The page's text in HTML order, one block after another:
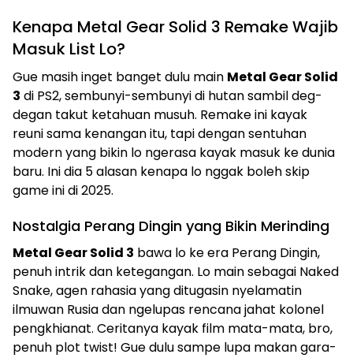
Kenapa Metal Gear Solid 3 Remake Wajib
Masuk List Lo?
Gue masih inget banget dulu main Metal Gear Solid
3 di PS2, sembunyi-sembunyi di hutan sambil deg-
degan takut ketahuan musuh. Remake ini kayak
reuni sama kenangan itu, tapi dengan sentuhan
modern yang bikin lo ngerasa kayak masuk ke dunia
baru. Ini dia 5 alasan kenapa lo nggak boleh skip
game ini di 2025.
Nostalgia Perang Dingin yang Bikin Merinding
Metal Gear Solid 3 bawa lo ke era Perang Dingin,
penuh intrik dan ketegangan. Lo main sebagai Naked
Snake, agen rahasia yang ditugasin nyelamatin
ilmuwan Rusia dan ngelupas rencana jahat kolonel
pengkhianat. Ceritanya kayak film mata-mata, bro,
penuh plot twist! Gue dulu sampe lupa makan gara-